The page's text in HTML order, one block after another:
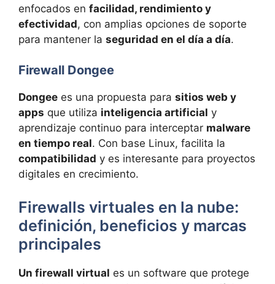
enfocados en facilidad, rendimiento y
efectividad, con amplias opciones de soporte
para mantener la seguridad en el día a día.
Firewall Dongee
Dongee es una propuesta para sitios web y
apps que utiliza inteligencia artificial y
aprendizaje continuo para interceptar malware
en tiempo real. Con base Linux, facilita la
compatibilidad y es interesante para proyectos
digitales en crecimiento.
Firewalls virtuales en la nube:
definición, beneficios y marcas
principales
Un firewall virtual es un software que protege